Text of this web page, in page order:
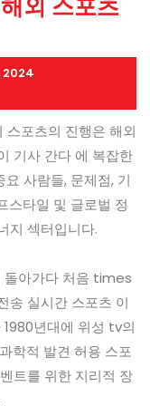
외 스포츠
2024
스포츠의 진행은 해외
기사 간다 에 복잡한
사람들, 문제점, 기
스타일 및 글로벌 정
지 섹터입니다.
돌아가다 처음 times
송 실시간 스포츠 이
년대에 위성 tv의
학적 발견 허용 스포
트를 위한 지리적 장